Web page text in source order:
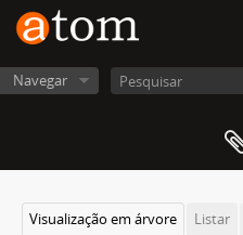
Navegar
Visualização em árvore Listar